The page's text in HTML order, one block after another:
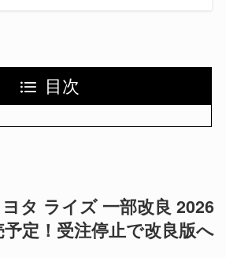
目次
ヨタ ライズ 一部改良 2026
定！受注停止で改良版へ